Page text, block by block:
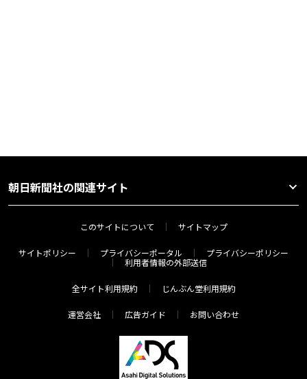
朝日新聞社の関連サイト
このサイトについて サイトマップ
サイトポリシー プライバシーポータル
プライバシーポリシー
利用者情報の外部送信
全サイト利用規約 じんぶん堂利用規約
運営会社 広告ガイド お問い合わせ